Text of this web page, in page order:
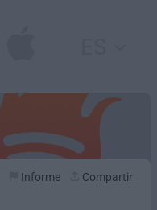
Informe Compartir